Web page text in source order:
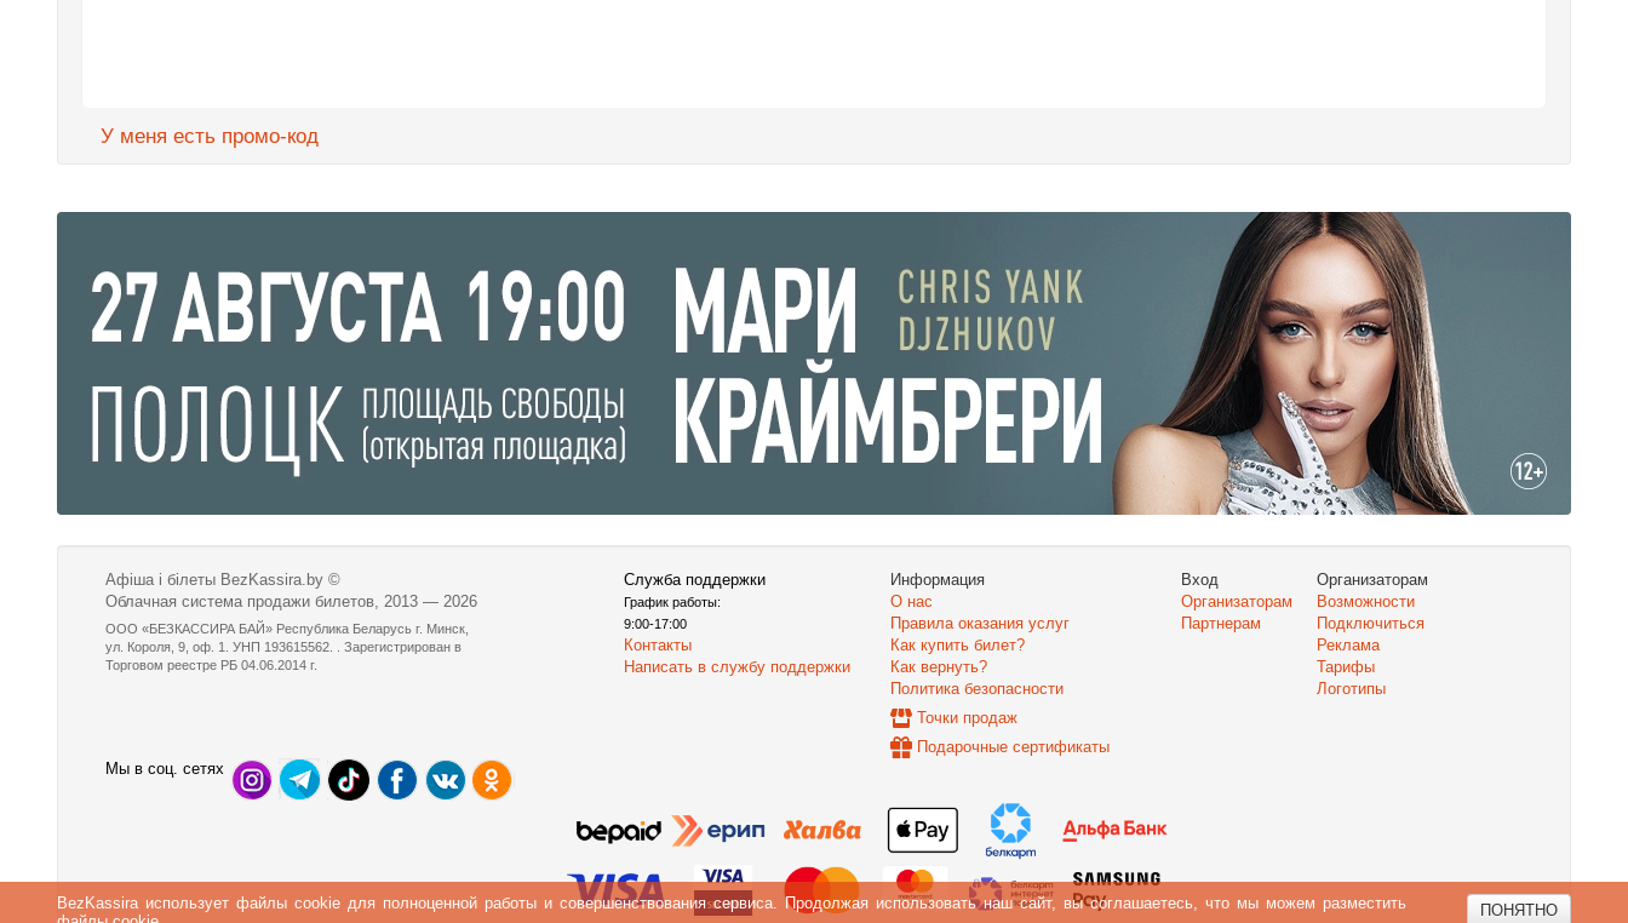
BezKassira использует файлы cookie для полноценной работы и совершенствования сервиса. Продолжая использовать наш сайт, вы соглашаетесь, что мы можем разместить
ПОНЯТНО
У меня есть промо-код
Афіша і білеты BezKassira.by ©
Облачная система продажи билетов, 2013 — 2026
ООО «БЕЗКАССИРА БАЙ» Республика Беларусь г. Минск,
ул. Короля, 9, оф. 1. УНП 193615562. . Зарегистрирован в
Торговом реестре РБ 04.06.2014 г.
Служба поддержки
График работы:
9:00-17:00
Контакты
Написать в службу поддержки
Информация
О нас
Правила оказания услуг
Как купить билет?
Как вернуть?
Политика безопасности
Точки продаж
Подарочные сертификаты
Вход
Организаторам
Партнерам
Организаторам
Возможности
Подключиться
Реклама
Тарифы
Логотипы
Мы в соц. сетях